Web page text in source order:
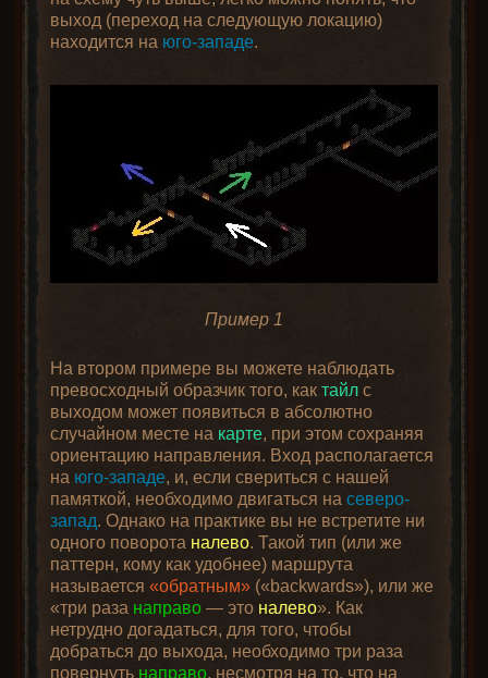
выход (переход на следующую локацию)
находится на юго-западе.
Пример 1
На втором примере вы можете наблюдать
превосходный образчик того, кактайл с
выходом может появиться в абсолютно
случайном месте на карте, при этом сохраняя
ориентацию направления. Вход располагается
на юго-западе, и, если свериться с нашей
памяткой, необходимо двигаться насеверо-
запад. Однако на практике вы не встретите ни
одного поворота налево. Такой тип (или же
паттерн, кому как удобнее) маршрута
называется«обратным» («backwards»), или же
«три раза направо — это налево». Как
нетрудно догадаться, для того, чтобы
добраться до выхода, необходимо три раза
повернуть направо, несмотря на то, что на